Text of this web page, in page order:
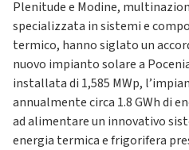
Plenitude e Modine,
specializzata in sistemi e
termico, hanno siglato un
nuovo impianto solare a
installata di 1,585 MWp,
annualmente circa 1.8 GWh di
ad alimentare un innovativo
energia termica e frigorifera